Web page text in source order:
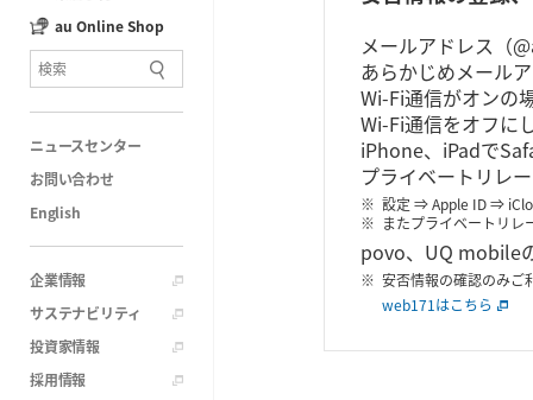
au Online Shop
ニュースセンター
お問い合わせ
English
企業情報
サステナビリティ
投資家情報
採用情報
メールアドレス（
あらかじめメール
Wi-Fi通信がオンの
Wi-Fi通信をオフに
iPhone、iPadで
プライベートリレ
設定 ⇒ Apple ID ⇒
またプライベートリレ
povo、UQ mobile
安否情報の確認のみご
web171はこちら